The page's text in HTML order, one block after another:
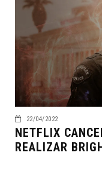
22/04/2022
NETFLIX
REALIZAR